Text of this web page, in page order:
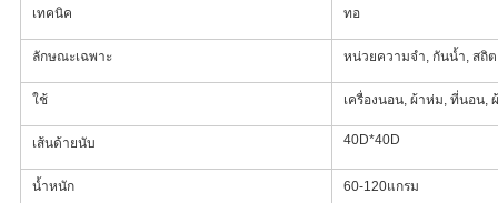
เทคนิค ทอ
ลักษณะเฉพาะ หน่วยความจำ, กันน้ำ, สถิ
ใช้ เครื่องนอน, ผ้าห่ม, ที่นอน,
เส้นด้ายนับ 40D*40D
น้ำหนัก 60-120แกรม